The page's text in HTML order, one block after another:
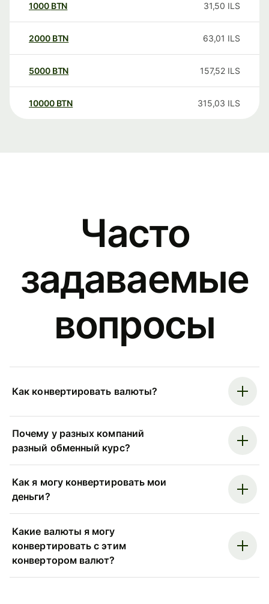
1000 BTN 31,50 ILS
2000 BTN 63,01 ILS
5000 BTN 157,52 ILS
10000 BTN 315,03 ILS
Часто
задаваемые
вопросы
Как конвертировать валюты?
Почему у разных компаний
разный обменный курс?
Как я могу конвертировать мои
деньги?
Какие валюты я могу
конвертировать с этим
конвертором валют?